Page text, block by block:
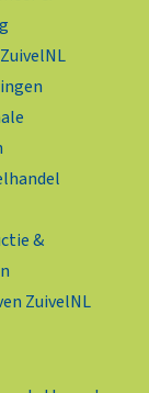
&
ZuivelNL